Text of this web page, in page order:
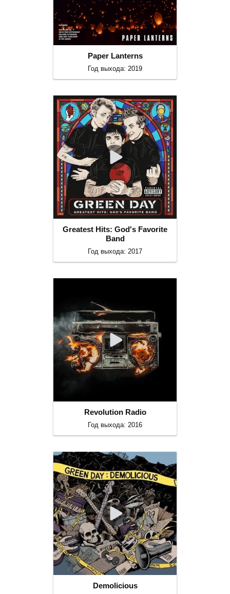
Paper Lanterns
Год выхода: 2019
Greatest Hits: God's Favorite
Band
Год выхода: 2017
Revolution Radio
Год выхода: 2016
Demolicious